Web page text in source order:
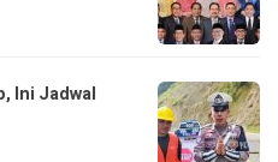
Ini Jadwal